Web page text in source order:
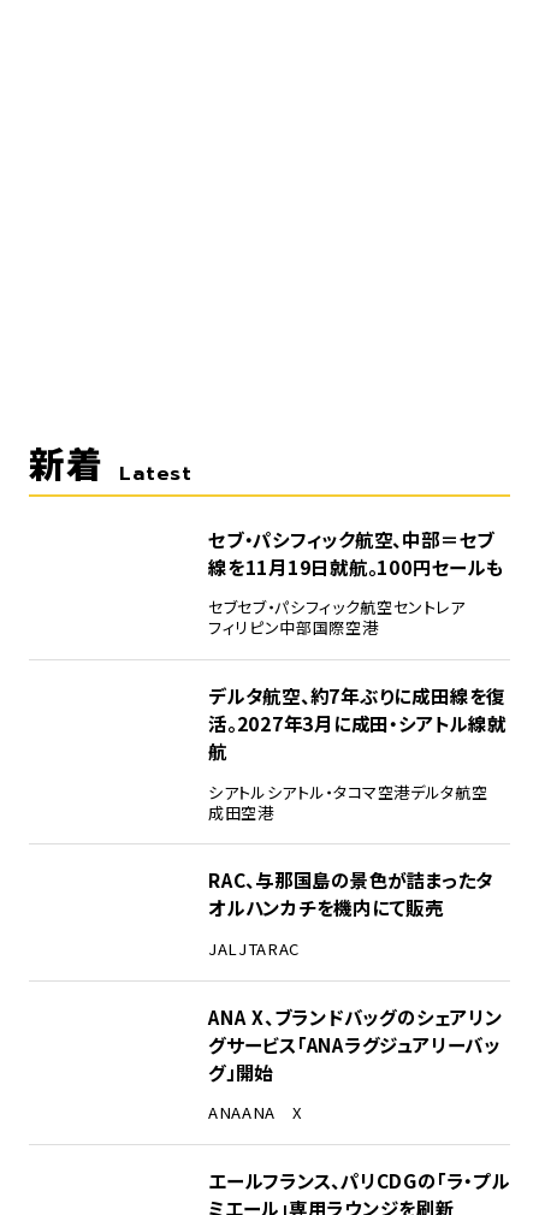
新着 Latest
セブ・パシフィック航空、中部＝セブ
線を11月19日就航。100円セールも
セブセブ・パシフィック航空セントレア
フィリピン中部国際空港
デルタ航空、約7年ぶりに成田線を復
活。2027年3月に成田・シアトル線就
航
シアトルシアトル・タコマ空港デルタ航空
成田空港
RAC、与那国島の景色が詰まったタ
オルハンカチを機内にて販売
JAL JTARAC
ANA X、ブランドバッグのシェアリン
グサービス「ANAラグジュアリーバッ
グ」開始
ANAANA X
エールフランス、パリCDGの「ラ・プル
ミエール」専用ラウンジを刷新